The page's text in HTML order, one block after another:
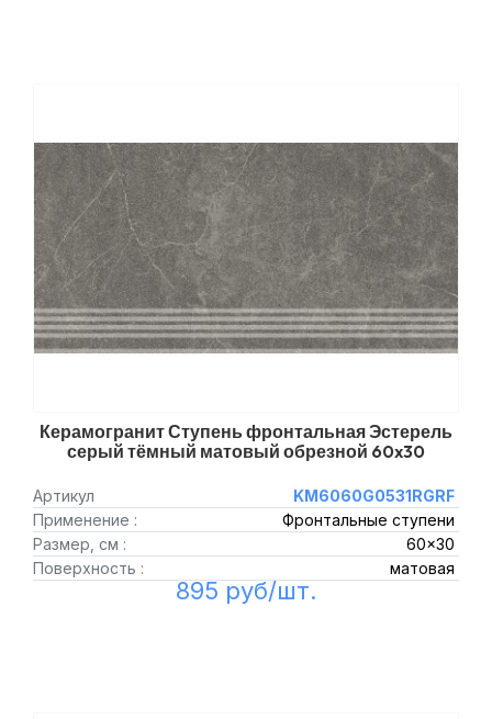
Керамогранит Ступень фронтальная Эстерель
серый тёмный матовый обрезной 60x30
Артикул
KM6060G0531RGRF
Применение :
Фронтальные ступени
Размер, см :
60x30
Поверхность :
матовая
895 руб/шт.